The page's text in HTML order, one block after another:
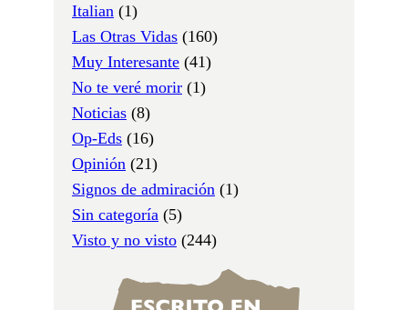
Italian (1)
Las Otras Vidas (160)
Muy Interesante (41)
No te veré morir (1)
Noticias (8)
Op-Eds (16)
Opinión (21)
Signos de admiración (1)
Sin categoría (5)
Visto y no visto (244)